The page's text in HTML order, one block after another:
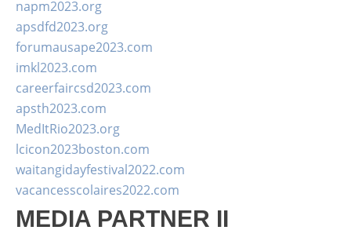
napm2023.org
apsdfd2023.org
forumausape2023.com
imkl2023.com
careerfaircsd2023.com
apsth2023.com
MedItRio2023.org
lcicon2023boston.com
waitangidayfestival2022.com
vacancesscolaires2022.com
MEDIA PARTNER II